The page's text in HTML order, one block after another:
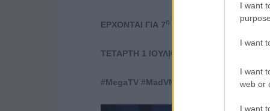
I want
I want
I want
web or
I want
ΕΡΧΟΝΤΑΙ ΓΙΑ 7η
ΤΕΤΑΡΤΗ 1 ΙΟΥΛΙΟΥ
#MegaTV #MadVMA #MadVMA26